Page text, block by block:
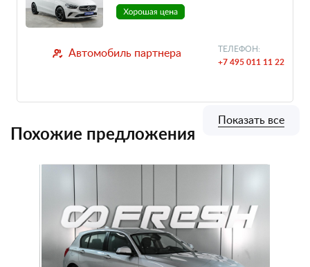
Автомобиль партнера ТЕЛЕФОН:
+7 495 011 11 22
Похожие предложения
Показать все